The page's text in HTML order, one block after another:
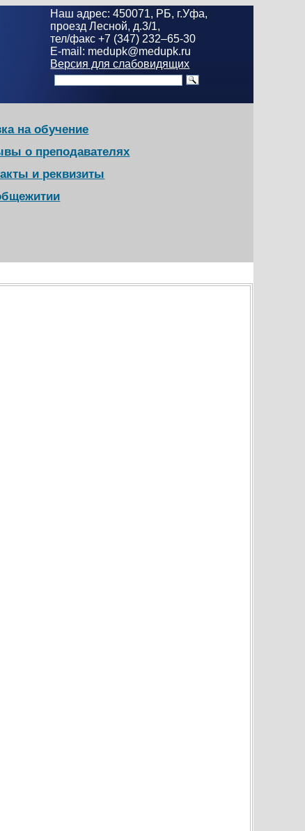
Наш адрес: 450071, РБ, г.Уфа,
проезд Лесной, д.3/1,
тел/факс +7 (347) 232–65-30
E-mail: medupk@medupk.ru
Версия для слабовидящих
на обучение
о преподавателях
и реквизиты